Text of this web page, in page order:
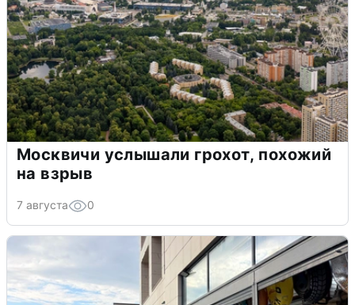
Москвичи услышали грохот, похожий
на взрыв
7 августа 0